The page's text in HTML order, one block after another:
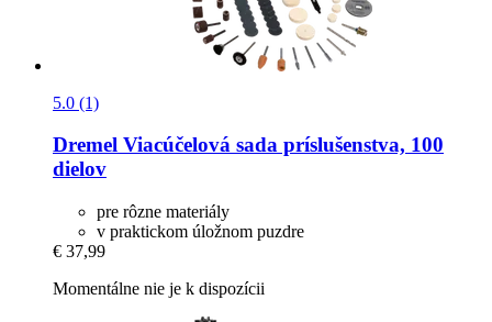
5.0 (1)
Dremel Viacúčelová sada príslušenstva, 100
dielov
pre rôzne materiály
v praktickom úložnom puzdre
€ 37,99
Momentálne nie je k dispozícii